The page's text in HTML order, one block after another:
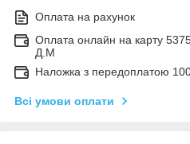
Оплата на рахунок
Оплата онлайн на карту
Д.М
Наложка з передоплатою
Всі умови оплати